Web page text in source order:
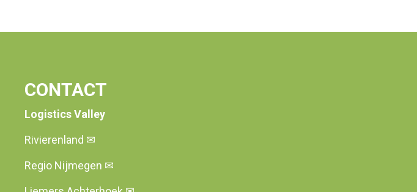
CONTACT
Logistics Valley
Rivierenland ✉
Regio Nijmegen ✉